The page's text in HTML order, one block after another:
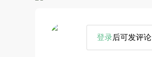
登录后可发评论